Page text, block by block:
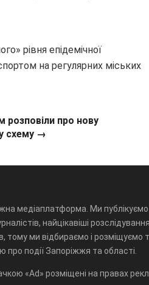
рівня епідемічної
на регулярних міських
розповіли про нову
схему →
медіаплатформа. Ми публікуємо
найцікавіші
тому ми відбираємо і розміщуємо
про події Запоріжжя та області.
«Ad» розміщені на правах